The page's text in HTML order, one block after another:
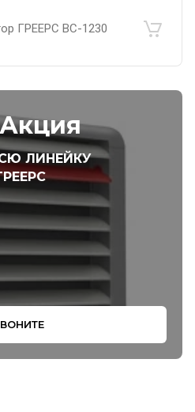
ГРЕЕРС ВС-1230
ЛИНЕЙКУ